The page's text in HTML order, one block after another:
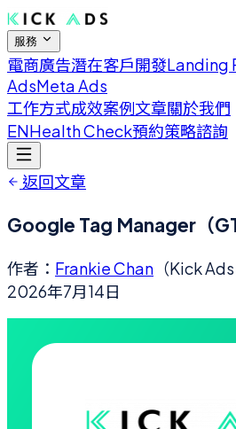
服務
電商廣告潛在客戶開發Landing
AdsMeta Ads
工作方式成效案例文章關於我們
ENHealth Check預約策略諮詢
返回文章
Google Tag Manager（
作者： Frankie Chan （Kick
2026年7月14日